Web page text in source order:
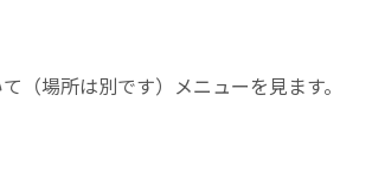
（場所は別です）メニューを見ます。